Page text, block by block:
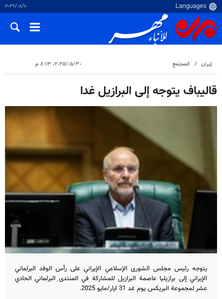
١٠‏/٠٨‏/٢٠٢٦
إيران المجتمع ٣٠‏/٠٥‏/٢٠٢٥، ٨:١٣ م
قاليباف يتوجه إلى البرازيل غدا
يتوجه رئيس مجلس الشورى الإسلامي الإيراني على رأس الوفد البرلماني
الإيراني إلى برازيليا عاصمة البرازيل للمشاركة في المنتدى البرلماني الحادي
عشر لمجموعة البريكس يوم غد 31 ايار/مايو 2025.